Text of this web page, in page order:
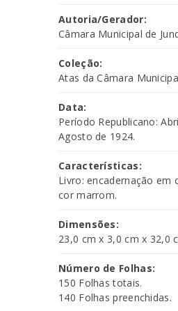
Autoria/Gerador:
Câmara Municipal de
Coleção:
Atas da Câmara
Data:
Período Republicano:
Agosto de 1924.
Características:
Livro: encadernação em
cor marrom.
Dimensões:
23,0 cm x 3,0 cm x 32,0
Número de Folhas:
150 Folhas totais.
140 Folhas preenchidas.